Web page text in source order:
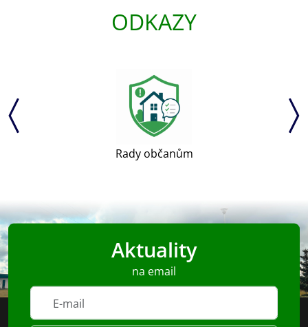
ODKAZY
Rady občanům
Aktuality
na email